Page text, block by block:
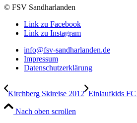
© FSV Sandharlanden
Link zu Facebook
Link zu Instagram
info@fsv-sandharlanden.de
Impressum
Datenschutzerklärung
Kirchberg Skireise 2012 Einlaufkids
Nach oben scrollen